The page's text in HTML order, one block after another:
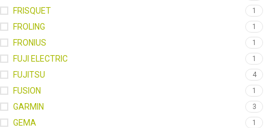
FRISQUET 1
FROLING 1
FRONIUS 1
FUJI ELECTRIC 1
FUJITSU 4
FUSION 1
GARMIN 3
GEMA 1